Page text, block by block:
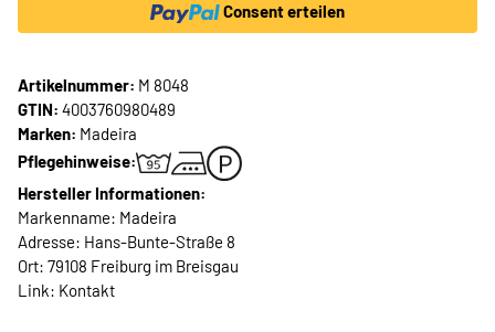
Consent erteilen
Artikelnummer: M 8048
GTIN: 4003760980489
Marken: Madeira
Pflegehinweise:
Hersteller Informationen:
Markenname: Madeira
Adresse: Hans-Bunte-Straße 8
Ort: 79108 Freiburg im Breisgau
Link: Kontakt